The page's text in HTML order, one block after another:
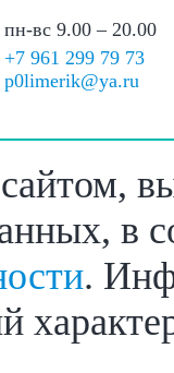
пн-вс 9.00 – 20.00
+7 961 299 79 73
p0limerik@ya.ru
в
.